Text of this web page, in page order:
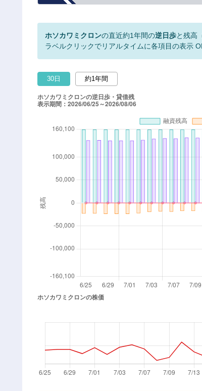
ホソカワミクロンの直近約1年間の逆日歩と残高
ラベルクリックでリアルタイムに各項目の表示
30日 約1年間